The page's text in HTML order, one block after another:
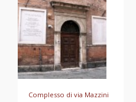
Complesso di via Mazzini